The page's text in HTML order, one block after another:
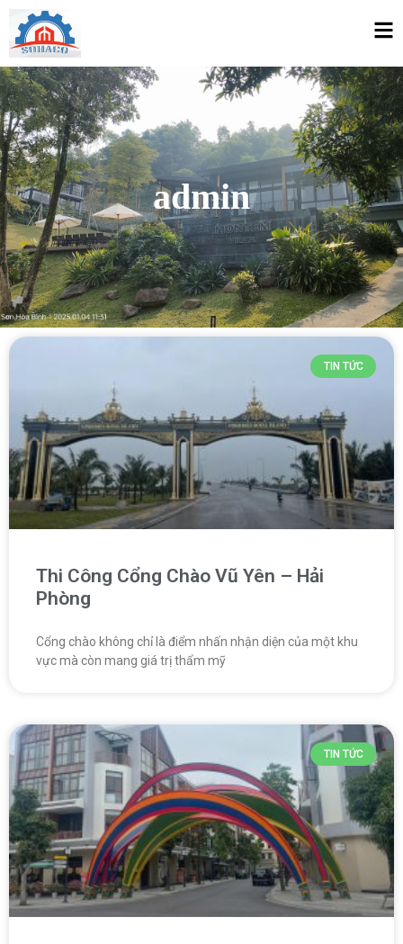
admin
TIN TỨC
Thi Công Cổng Chào Vũ Yên – Hải
Phòng
Cổng chào không chỉ là điểm nhấn nhận diện của một khu
vực mà còn mang giá trị thẩm mỹ
TIN TỨC